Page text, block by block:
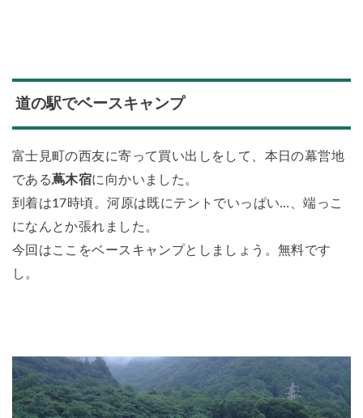
道の駅でベースキャンプ
富士見町の西友に寄って買い出しをして、本日の幕営地
である蔦木宿に向かいました。
到着は17時頃。河原は既にテントでいっぱい…、端っこ
になんとか張れました。
今回はここをベースキャンプとしましょう。無料です
し。